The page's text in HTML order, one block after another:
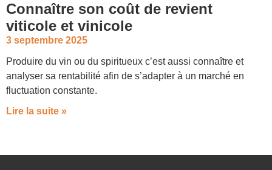
Connaître son coût de revient
viticole et vinicole
3 septembre 2025
Produire du vin ou du spiritueux c’est aussi connaître et
analyser sa rentabilité afin de s’adapter à un marché en
fluctuation constante.
Lire la suite »